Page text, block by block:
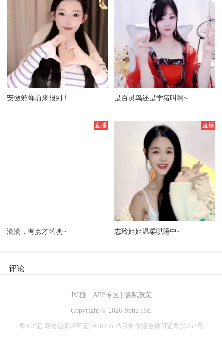
安徽貂蝉前来报到！ 是百灵鸟还是学猪叫啊~
滴滴，有点才艺噢~ 志玲姐姐温柔哄睡中~
评论
PC版 APP专区 隐私政策
Copyright © 2026 Sohu Inc.
粤ICP证 网络视听许可证1908336 节目制作经营许可证粤第735号